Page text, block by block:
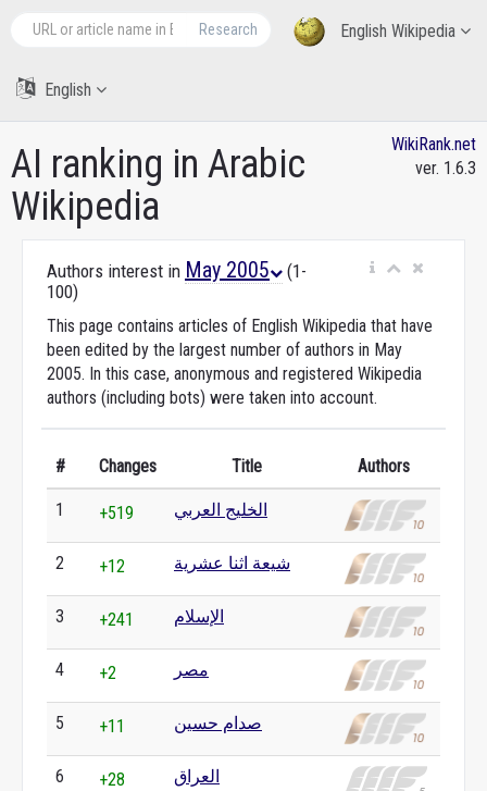
English Wikipedia
Research
English
AI ranking in Arabic
Wikipedia
WikiRank.net
ver. 1.6.3
Authors interest in May 2005
(1-
100)
This page contains articles of English Wikipedia that have
been edited by the largest number of authors in May
2005. In this case, anonymous and registered Wikipedia
authors (including bots) were taken into account.
# Changes Title Authors
1 +519 الخليج العربي
2 +12 شيعة اثنا عشرية
3 +241 الإسلام
4 +2 مصر
5 +11 صدام حسين
6 +28 العراق